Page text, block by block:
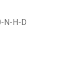
N-H-D